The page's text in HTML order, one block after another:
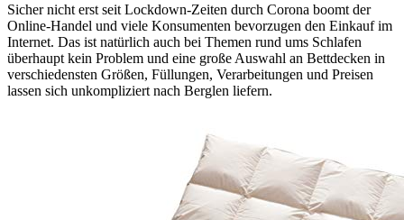
Sicher nicht erst seit Lockdown-Zeiten durch Corona boomt der
Online-Handel und viele Konsumenten bevorzugen den Einkauf im
Internet. Das ist natürlich auch bei Themen rund ums Schlafen
überhaupt kein Problem und eine große Auswahl an Bettdecken in
verschiedensten Größen, Füllungen, Verarbeitungen und Preisen
lassen sich unkompliziert nach Berglen liefern.